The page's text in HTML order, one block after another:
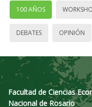
100 AÑOS
DEBATES OPINIÓN
Facultad de Ciencias
Nacional de Rosario